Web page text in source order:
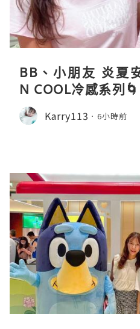
BB、小朋友 炎夏
N COOL冷感系列🌀
Karry113 6小時前